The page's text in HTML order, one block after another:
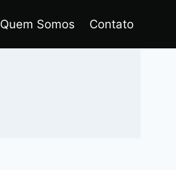
Quem Somos Contato